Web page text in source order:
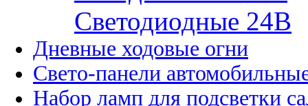
Cветодиодные 24B
Дневные ходовые огни
Свето-панели
Набор ламп для подсветки